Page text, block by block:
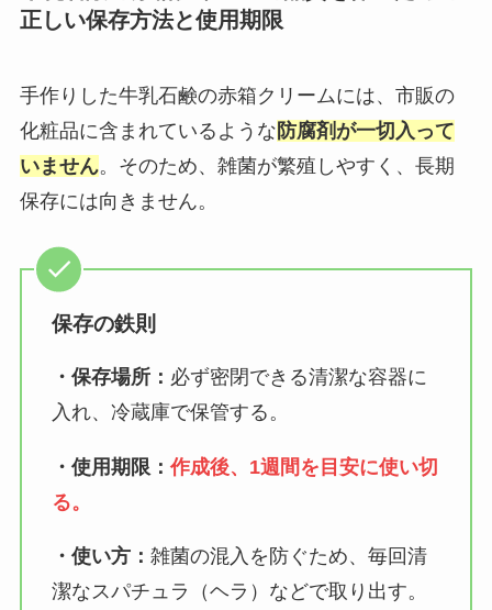
正しい保存方法と使用期限
手作りした牛乳石鹸の赤箱クリームには、市販の
化粧品に含まれているような 防腐剤が一切入って
いません。そのため、雑菌が繁殖しやすく、長期
保存には向きません。
保存の鉄則
・保存場所： 必ず密閉できる清潔な容器に
入れ、冷蔵庫で保管する。
・使用期限： 作成後、1週間を目安に使い切
る。
・使い方： 雑菌の混入を防ぐため、毎回清
潔なスパチュラ（ヘラ）などで取り出す。